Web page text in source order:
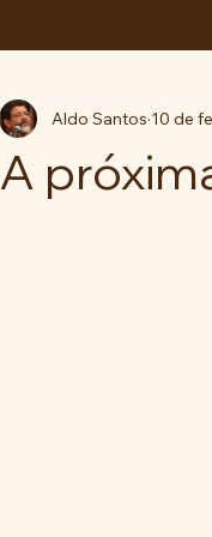
A
Aldo Santos 10 de